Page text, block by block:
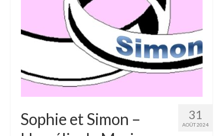
Enseignements ALTIUS
Enseignements CCRFE-ABC
Autres Enseignements
Anciens enseignements Théodule
Partagez une prière 31
AOÛT 2024
Sophie et Simon –